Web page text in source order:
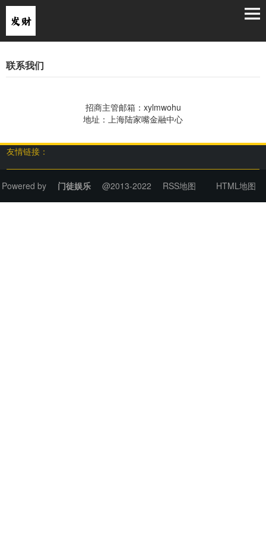
联系我们
招商主管邮箱：xylmwohu
地址：上海陆家嘴金融中心
友情链接：
Powered by 门徒娱乐 @2013-2022 RSS地图 HTML地图